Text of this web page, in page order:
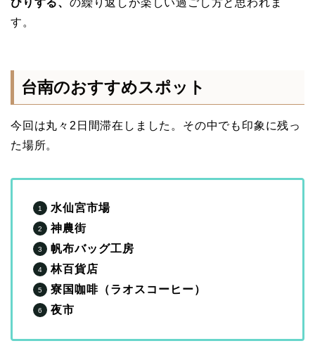
す。
台南のおすすめスポット
今回は丸々2日間滞在しました。その中でも印象に残っ
た場所。
水仙宮市場
神農街
帆布バッグ工房
林百貨店
寮国咖啡（ラオスコーヒー）
夜市